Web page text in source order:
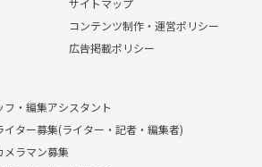
サイトマップ
コンテンツ制作・運営ポリシー
広告掲載ポリシー
フ・編集アシスタント
イター募集(ライター・記者・編集者)
メラマン募集